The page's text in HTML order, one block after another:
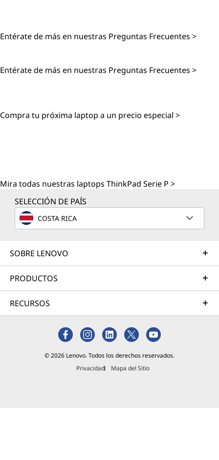
Entérate de más en nuestras Preguntas Frecuentes >
Entérate de más en nuestras Preguntas Frecuentes >
Compra tu próxima laptop a un precio especial >
Mira todas nuestras laptops ThinkPad Serie P >
SELECCIÓN DE PAÍS
COSTA RICA
SOBRE LENOVO
PRODUCTOS
RECURSOS
© 2026 Lenovo. Todos los derechos reservados.
Privacidad
Mapa del Sitio